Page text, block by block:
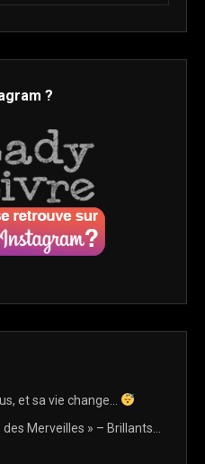
?
et sa vie change…
Merveilles » – Brillants…